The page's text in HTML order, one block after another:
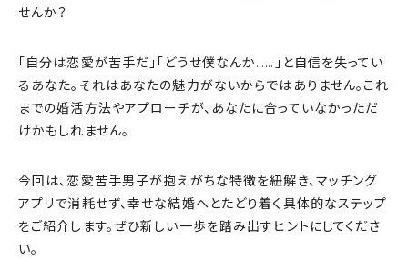
せんか？
「自分は恋愛が苦手だ」「どうせ僕なんか……」と自信を失ってい
るあなた。それはあなたの魅力がないからではありません。これ
までの婚活方法やアプローチが、あなたに合っていなかっただ
けかもしれません。
今回は、恋愛苦手男子が抱えがちな特徴を紐解き、マッチング
アプリで消耗せず、幸せな結婚へとたどり着く具体的なステップ
をご紹介します。ぜひ新しい一歩を踏み出すヒントにしてくださ
い。